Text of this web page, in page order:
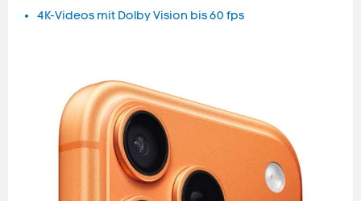
4K-Videos mit Dolby Vision bis 60 fps